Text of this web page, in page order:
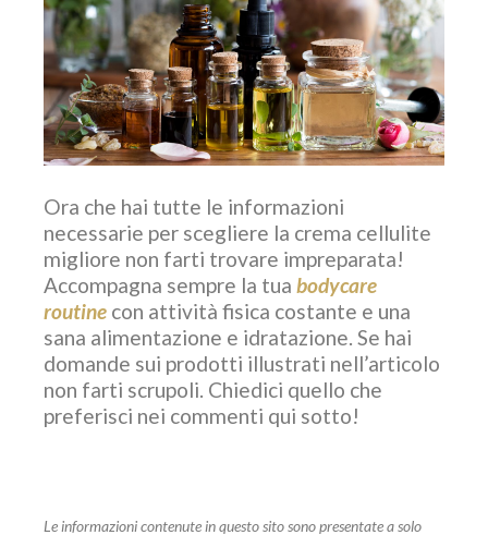
Ora che hai tutte le informazioni
necessarie per scegliere la crema cellulite
migliore non farti trovare impreparata!
Accompagna sempre la tua bodycare
routine con attività fisica costante e una
sana alimentazione e idratazione. Se hai
domande sui prodotti illustrati nell’articolo
non farti scrupoli. Chiedici quello che
preferisci nei commenti qui sotto!
Le informazioni contenute in questo sito sono presentate a solo